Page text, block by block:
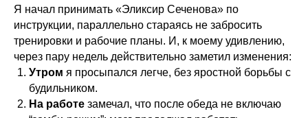
Я начал принимать «Эликсир Сеченова» по
инструкции, параллельно стараясь не забросить
тренировки и рабочие планы. И, к моему удивлению,
через пару недель действительно заметил изменения:
Утром я просыпался легче, без яростной борьбы с
будильником.
На работе замечал, что после обеда не включаю